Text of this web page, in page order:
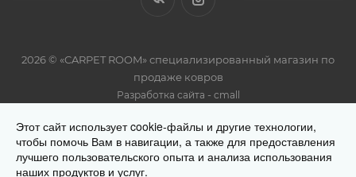
2026 © «CARPET ROOM» специализированный магазин по
продаже ковров
Разработка сайта - cmall
Этот сайт использует cookie-файлы и другие технологии,
чтобы помочь Вам в навигации, а также для предоставления
лучшего пользовательского опыта и анализа использования
наших продуктов и услуг.